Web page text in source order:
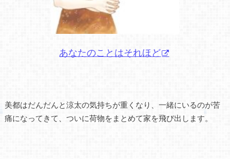
あなたのことはそれほど
美都はだんだんと涼太の気持ちが重くなり、一緒にいるのが苦
痛になってきて、ついに荷物をまとめて家を飛び出します。